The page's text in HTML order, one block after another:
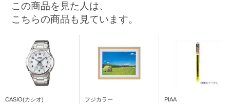
この商品を見た人は、
こちらの商品も見ています。
CASIO(カシオ) フジカラー PIAA